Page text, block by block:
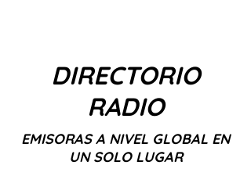
DIRECTORIO
RADIO
EMISORAS A NIVEL GLOBAL EN
UN SOLO LUGAR